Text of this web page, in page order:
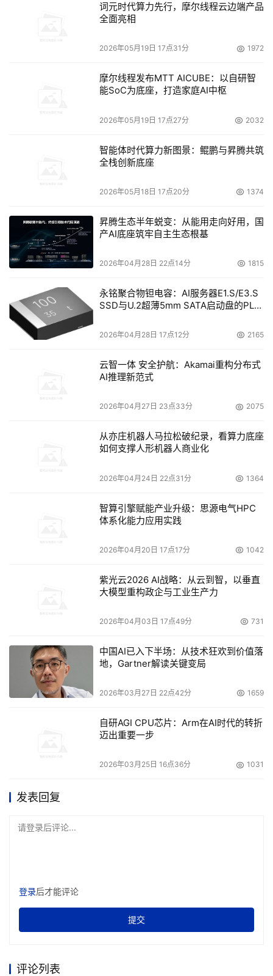
释放，尽可能拖慢节奏也有助于其获得因价格上涨而带来的
中国存储产业承压 DRAM价格的持续高涨，在让三
大巨头获利颇丰的同时，给下游产业链以及消费者端带来不
的中国而言。 以DRAM应用广泛的手机行业为例，近年来
DRAM价格的上涨不仅将考验各智能手机大厂的供应链管理
能不足的情况下，由上游元器件上涨引发的成本恐慌正在整
个行业蔓延。 一位手机行业人士在接受集微网记者采访时
表示，在去年的DRAM涨价潮中，DRAM每个季度涨价幅度
都超过20%。“每次都说缺货，而涨价后却从未发生缺货现
象。”该人士表示。 据集微网记者了解，部分手机厂商也已
向中国反垄断机构提交了相关的举报材料。 今年是中国存
储产业发展的关键节点，目前我国存储领域已形成包括发展
NAND FLASH的长江存储，专注移动式内存的合肥长鑫以
的进度看，其试产时间预计在2018年下半年，量产时间会
集中在2019年上半年。 在这种局面下，尽管短时间内，中
国存储企业并不会对三星美光等巨头构成威胁，但在国家政
光等巨头忌惮。未来随着DRAM产能的进一步释放，中国存
手段。 据集微网记者了解，美光已开始限制设备商对福建
形成了重大压力和挑战。 中国反垄断法最终目的在维护市
场的公平竞争，任何具有市场支配地位的经营者，不得滥用
该市场优势来操弄价格，或者实施其他垄断行为。而从目前
反垄断法的相关规定。 此次中国反垄断机构正式对于三家
厂商展开立案调查，将有益于公平市场竞争的环境建立和维
护，以及存储产业的健康发展。
本文来源于DOIT传媒，文章内容仅供参考，不构成投资建议。
词元时代算力先行，摩尔线程云边端产品
全面亮相
2026年05月19日 17点31分 1972
摩尔线程发布MTT AICUBE：以自研智
能SoC为底座，打造家庭AI中枢
2026年05月19日 17点27分 2032
智能体时代算力新图景：鲲鹏与昇腾共筑
全栈创新底座
2026年05月18日 17点20分 1374
昇腾生态半年蜕变：从能用走向好用，国
产AI底座筑牢自主生态根基
2026年04月28日 22点14分 1815
永铭聚合物钽电容：AI服务器E1.S/E3.S
SSD与U.2超薄5mm SATA启动盘的PLP
2026年04月28日 17点12分 2165
云智一体 安全护航：Akamai重构分布式
AI推理新范式
2026年04月27日 23点33分 2075
从亦庄机器人马拉松破纪录，看算力底座
如何支撑人形机器人商业化
2026年04月24日 22点31分 1364
智算引擎赋能产业升级：思源电气HPC
体系化能力应用实践
2026年04月20日 17点17分 1042
紫光云2026 AI战略：从云到智，以垂直
大模型重构政企与工业生产力
2026年04月03日 17点49分 731
中国AI已入下半场：从技术狂欢到价值落
地，Gartner解读关键变局
2026年03月27日 22点42分 1659
自研AGI CPU芯片：Arm在AI时代的转折
迈出重要一步
2026年03月25日 16点36分 1031
发表回复
请登录后评论...
登录后才能评论
提交
评论列表